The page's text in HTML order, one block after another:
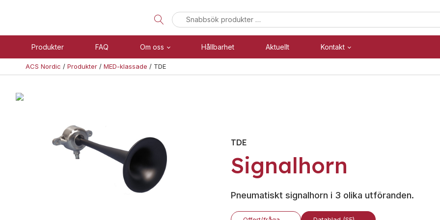
Sök
efter:
Produkter FAQ Om oss Hållbarhet Aktuellt Kontakt
Se alla produkter
Teknisk support
Kombinerade enheter
Larmsystem
Larmklockor
MED-klassade
Kombinerade enheter
Larmsystem
ACS Nordic / Produkter / MED-klassade / TDE
TDE
Signalhorn
Pneumatiskt signalhorn i 3 olika utföranden.